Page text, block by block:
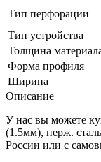
Тип перфорации
Тип устройства
Толщина
Форма профиля
Ширина
Описание
У нас вы можете
(1.5мм), нерж.
России или с